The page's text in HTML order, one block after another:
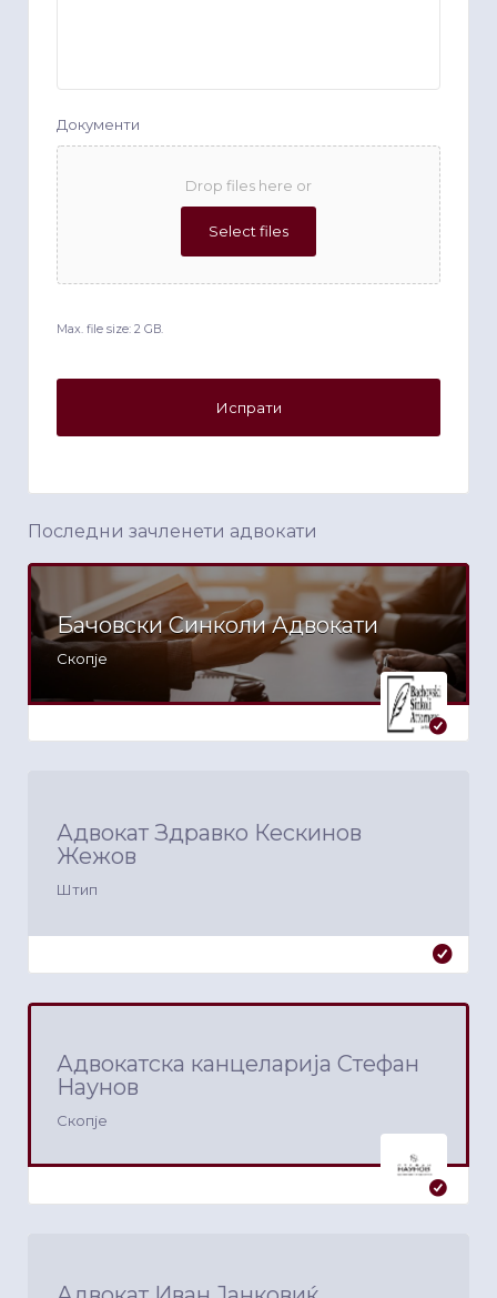
Документи
Drop files here or
Select files
Max. file size: 2 GB.
Последни зачленети адвокати
Бачовски Синколи Адвокати
Скопје
Адвокат Здравко Кескинов
Жежов
Штип
Адвокатска канцеларија Стефан
Наунов
Скопје